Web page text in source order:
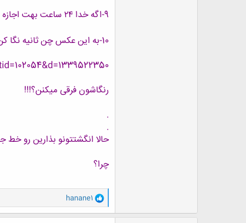
9-اگه خدا ۲۴ ساعت بهت اجازه گناه بده چیکار میکنی؟
10-به این عکس چن ثانیه نگا کن!
رنگاشون فرقی میکنن؟!!!
.
.
حالا انگشتتونو بذارین رو خط
چرا؟
و
ا
ک
hanane1